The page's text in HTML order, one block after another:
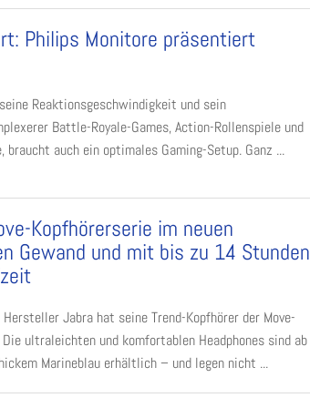
Philips Monitore präsentiert
Reaktionsgeschwindigkeit und sein
Battle-Royale-Games, Action-Rollenspiele und
braucht auch ein optimales Gaming-Setup. Ganz ...
Kopfhörerserie im neuen
Gewand und mit bis zu 14 Stunden
Hersteller Jabra hat seine Trend-Kopfhörer der Move-
ultraleichten und komfortablen Headphones sind ab
Marineblau erhältlich – und legen nicht ...